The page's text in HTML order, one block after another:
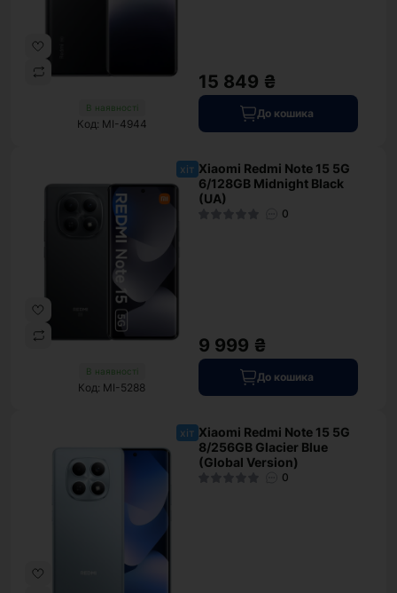
В наявності
Код: MI-4944
15 849 ₴
До кошика
хіт
В наявності
Код: MI-5288
Xiaomi Redmi Note 15 5G
6/128GB Midnight Black
(UA)
0
9 999 ₴
До кошика
хіт Xiaomi Redmi Note 15 5G
8/256GB Glacier Blue
(Global Version)
0